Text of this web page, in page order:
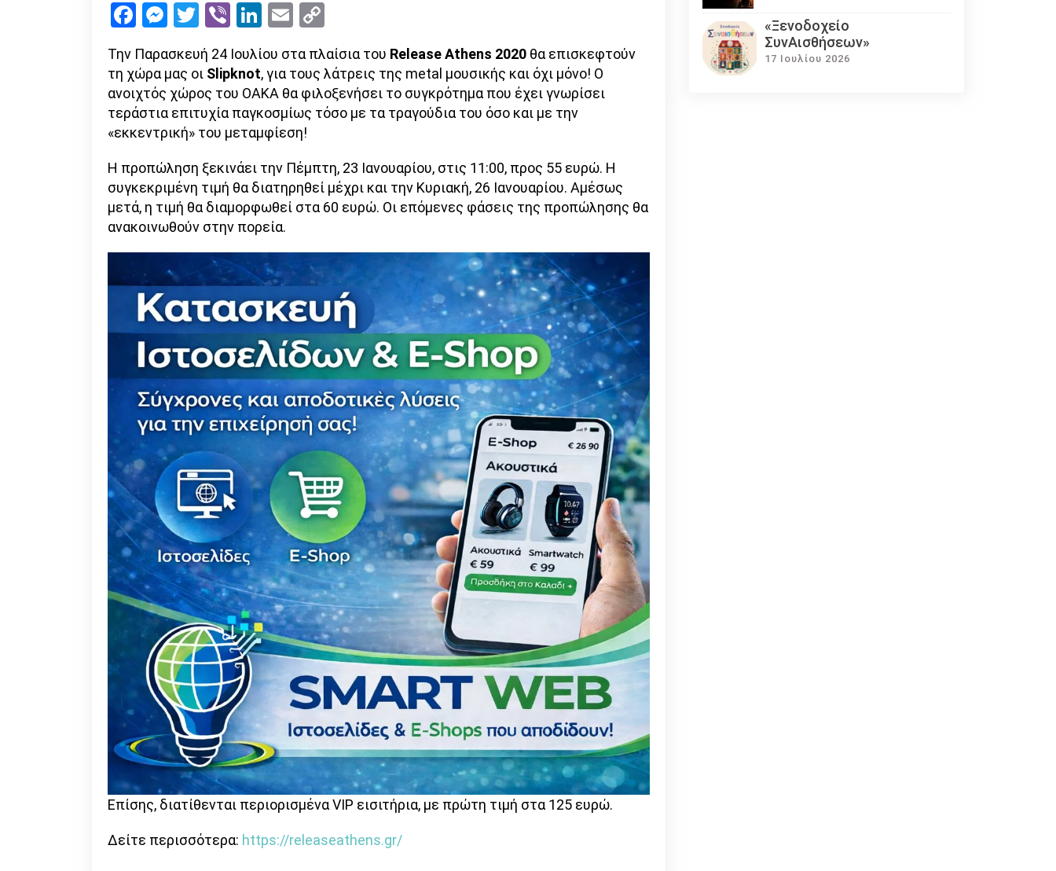
Facebook
Messenger
Twitter
ViberLinkedIn
Email
Link
Την Παρασκευή 24 Ιουλίου στα πλαίσια του ReleaseAthens 2020 θα επισκεφτούν
τη χώρα μας οι Slipknot, για τους λάτρεις της metal μουσικής και όχι μόνο! Ο
ανοιχτός χώρος του ΟΑΚΑ θα φιλοξενήσει το συγκρότημα που έχει γνωρίσει
τεράστια επιτυχία παγκοσμίως τόσο με τα τραγούδια του όσο και με την
«εκκεντρική» του μεταμφίεση!
Η προπώληση ξεκινάει την Πέμπτη, 23 Ιανουαρίου, στις 11:00, προς 55 ευρώ. Η
συγκεκριμένη τιμή θα διατηρηθεί μέχρι και την Κυριακή, 26 Ιανουαρίου. Αμέσως
μετά, η τιμή θα διαμορφωθεί στα 60 ευρώ. Οι επόμενες φάσεις της προπώλησης θα
ανακοινωθούν στην πορεία.
Επίσης, διατίθενται περιορισμένα VIP εισιτήρια, με πρώτη τιμή στα 125 ευρώ.
Δείτε περισσότερα: https://releaseathens.gr/
«Ξενοδοχείο
ΣυνΑισθήσεων»
17 Ιουλίου 2026